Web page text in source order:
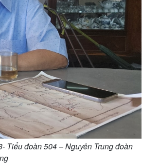
Tiểu đoàn 504 – Nguyên Trung đoàn